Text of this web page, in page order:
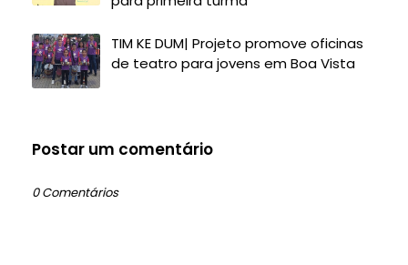
TIM KE DUM| Projeto promove oficinas
de teatro para jovens em Boa Vista
Postar um comentário
0 Comentários